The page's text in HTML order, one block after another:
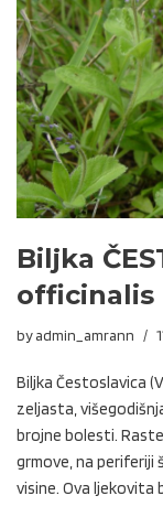
Biljka
officinalis
byadmin_amrann
Biljka Čestoslavica
zeljasta,
brojne bolesti.
grmove, na periferiji
visine. Ova ljekovita